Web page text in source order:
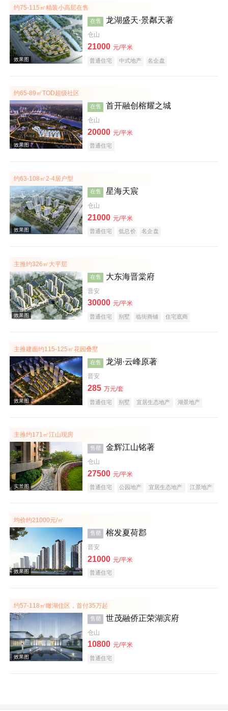
效果图
实景图
约75-115㎡精装小高层在售
效果图
在售 龙湖盛天·景粼天著
仓山
21000 元/平米
普通住宅 中式地产 名企盘
约65-89㎡TOD超级社区
在售 首开融创榕耀之城
仓山
20000 元/平米
普通住宅
约63-108㎡2-4居户型
在售 星海天宸
仓山
21000 元/平米
普通住宅 低总价 名企盘
主推约326㎡大平层
在售 大东海晋棠府
晋安
30000 元/平米
普通住宅 别墅 临街商铺
住宅底商
主推建面约115-125㎡花园叠墅
在售 龙湖·云峰原著
晋安
285 万元/套
普通住宅 别墅 宜居生态地产
湖景地产
主推约171㎡江山现房
售罄 金辉江山铭著
仓山
27500 元/平米
普通住宅 公园地产 宜居生态地产
江景地产
均价约21000元/㎡
售罄 榕发夏荷郡
晋安
21000 元/平米
普通住宅
约57-118㎡瞰湖住区，首付35万起
售罄 世茂融侨正荣湖滨府
仓山
10800 元/平米
普通住宅